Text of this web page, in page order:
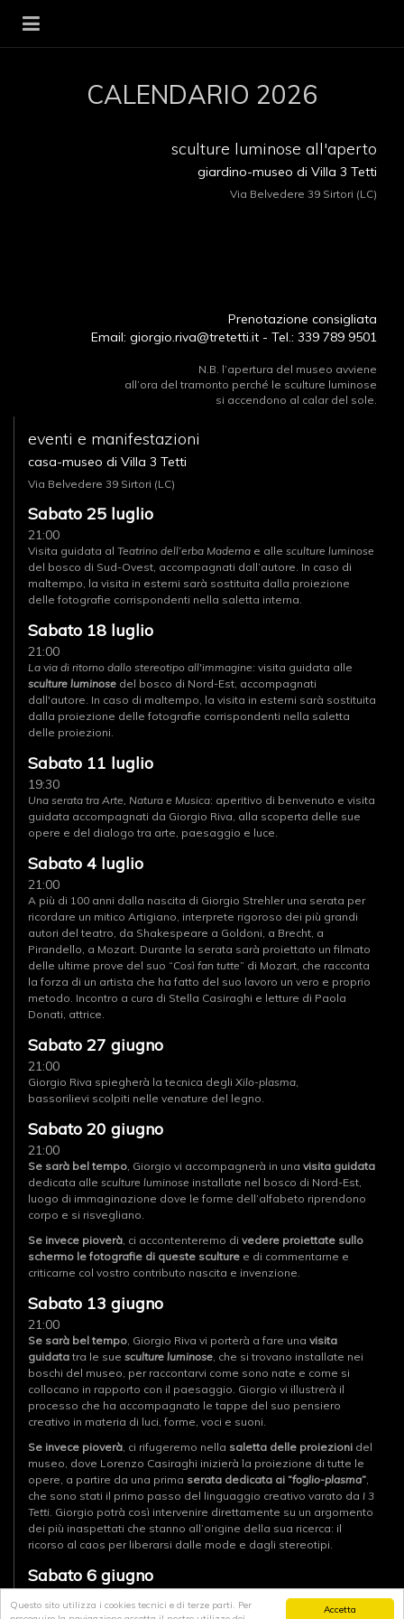
Accetta
Questo sito utilizza i cookies tecnici e di terze parti. Per
Museo dei 3 tetti
luoghi e opere di
Bibliografia
Fondazione
CALENDARIO 2026
sculture luminose all'aperto
giardino-museo di Villa 3 Tetti
Via Belvedere 39 Sirtori (LC)
Prenotazione consigliata
Email: giorgio.riva@tretetti.it - Tel.: 339 789 9501
N.B. l’apertura del museo avviene
all’ora del tramonto perché le sculture luminose
si accendono al calar del sole.
eventi e manifestazioni
casa-museo di Villa 3 Tetti
Via Belvedere 39 Sirtori (LC)
Sabato 25 luglio
21:00
Visita guidata al Teatrino dell’erba Maderna e alle sculture luminose
del bosco di Sud-Ovest, accompagnati dall’autore. In caso di
maltempo, la visita in esterni sarà sostituita dalla proiezione
delle fotografie corrispondenti nella saletta interna.
Sabato 18 luglio
21:00
La via di ritorno dallo stereotipo all'immagine: visita guidata alle
sculture luminose del bosco di Nord-Est, accompagnati
dall'autore. In caso di maltempo, la visita in esterni sarà sostituita
dalla proiezione delle fotografie corrispondenti nella saletta
delle proiezioni.
Sabato 11 luglio
19:30
Una serata tra Arte, Natura e Musica: aperitivo di benvenuto e visita
guidata accompagnati da Giorgio Riva, alla scoperta delle sue
opere e del dialogo tra arte, paesaggio e luce.
Sabato 4 luglio
21:00
A più di 100 anni dalla nascita di Giorgio Strehler una serata per
ricordare un mitico Artigiano, interprete rigoroso dei più grandi
autori del teatro, da Shakespeare a Goldoni, a Brecht, a
Pirandello, a Mozart. Durante la serata sarà proiettato un filmato
delle ultime prove del suo “Così fan tutte” di Mozart, che racconta
la forza di un artista che ha fatto del suo lavoro un vero e proprio
metodo. Incontro a cura di Stella Casiraghi e letture di Paola
Donati, attrice.
Sabato 27 giugno
21:00
Giorgio Riva spiegherà la tecnica degli Xilo-plasma,
bassorilievi scolpiti nelle venature del legno.
Sabato 20 giugno
21:00
Se sarà bel tempo, Giorgio vi accompagnerà in una visita guidata
dedicata alle sculture luminose installate nel bosco di Nord-Est,
luogo di immaginazione dove le forme dell’alfabeto riprendono
corpo e si risvegliano.
Se invece pioverà, ci accontenteremo di vedere proiettate sullo
schermo le fotografie di queste sculture e di commentarne e
criticarne col vostro contributo nascita e invenzione.
Sabato 13 giugno
21:00
Se sarà bel tempo, Giorgio Riva vi porterà a fare una visita
guidata tra le sue sculture luminose, che si trovano installate nei
boschi del museo, per raccontarvi come sono nate e come si
collocano in rapporto con il paesaggio. Giorgio vi illustrerà il
processo che ha accompagnato le tappe del suo pensiero
creativo in materia di luci, forme, voci e suoni.
Se invece pioverà, ci rifugeremo nella saletta delle proiezioni del
museo, dove Lorenzo Casiraghi inizierà la proiezione di tutte le
opere, a partire da una prima serata dedicata ai “foglio-plasma”,
che sono stati il primo passo del linguaggio creativo varato da I 3
Tetti. Giorgio potrà così intervenire direttamente su un argomento
dei più inaspettati che stanno all’origine della sua ricerca: il
ricorso al caos per liberarsi dalle mode e dagli stereotipi.
Sabato 6 giugno
All’ora del tramonto, quando si accendono le sculture luminose,